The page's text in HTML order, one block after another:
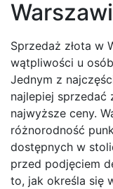
Sprzedaż złota w
wątpliwości u
Jednym z
najlepiej sprzedać
najwyższe ceny.
różnorodność
dostępnych w
przed podjęciem
to, jak określa się